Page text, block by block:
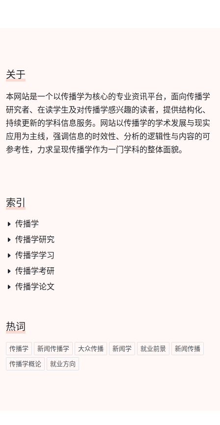
关于
本网站是一个以传播学为核心的专业资讯平台，面向传播学
研究者、在读学生及对传播学感兴趣的读者，提供结构化、
持续更新的学科信息服务。网站以传播学的学术发展与现实
应用为主线，强调信息的时效性、分析的逻辑性与内容的可
参考性，力求呈现传播学作为一门学科的整体面貌。
索引
传播学
传播学研究
传播学学习
传播学考研
传播学论文
热词
传播学 新闻传播学 大众传播 新闻学 就业前景 新闻传播
传播学概论 就业方向